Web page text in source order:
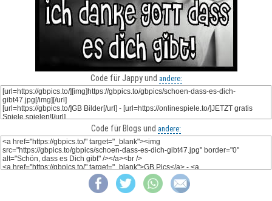
Code für Jappy und andere:
Code für Blogs und andere: